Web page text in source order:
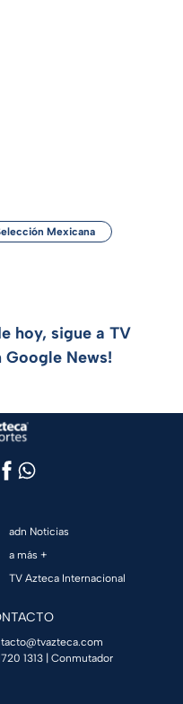
Mexicana
hoy, sigue a TV
News!
adn Noticias
a más +
TV Azteca Internacional
1313 | Conmutador